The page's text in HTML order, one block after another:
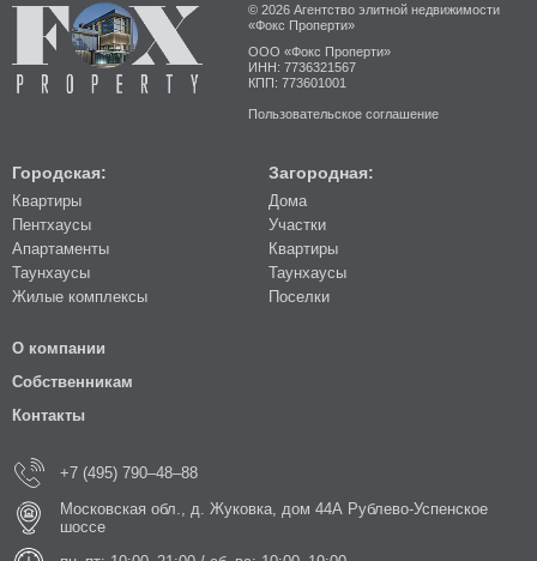
© 2026 Агентство элитной недвижимости
«Фокс Проперти»
ООО «Фокс Проперти»
ИНН: 7736321567
КПП: 773601001
Пользовательское соглашение
Городская:
Квартиры
Пентхаусы
Апартаменты
Таунхаусы
Жилые комплексы
Загородная:
Дома
Участки
Квартиры
Таунхаусы
Поселки
О компании
Собственникам
Контакты
+7 (495) 790–48–88
Московская обл., д. Жуковка, дом 44А Рублево-Успенское
шоссе